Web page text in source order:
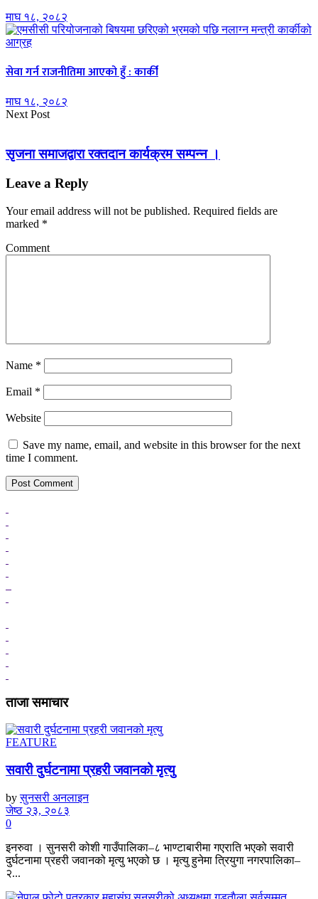
माघ १८, २०८२
सेवा गर्न राजनीतिमा आएको हुँ : कार्की
माघ १८, २०८२
Next Post
सृजना समाजद्वारा रक्तदान कार्यक्रम सम्पन्न ।
Leave a Reply
Your email address will not be published. Required fields are
marked *
Comment
Name *
Email *
Website
Save my name, email, and website in this browser for the next
time I comment.
ताजा समाचार
FEATURE
सवारी दुर्घटनामा प्रहरी जवानको मृत्यु
by सुनसरी अनलाइन
जेष्ठ २३, २०८३
0
इनरुवा । सुनसरी कोशी गाउँपालिका–८ भाण्टाबारीमा गएराति भएको सवारी
दुर्घटनामा प्रहरी जवानको मृत्यु भएको छ । मृत्यु हुनेमा त्रियुगा नगरपालिका–
२...